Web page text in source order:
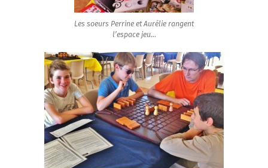
Les soeurs Perrine et Aurélie rangent
l’espace jeu…